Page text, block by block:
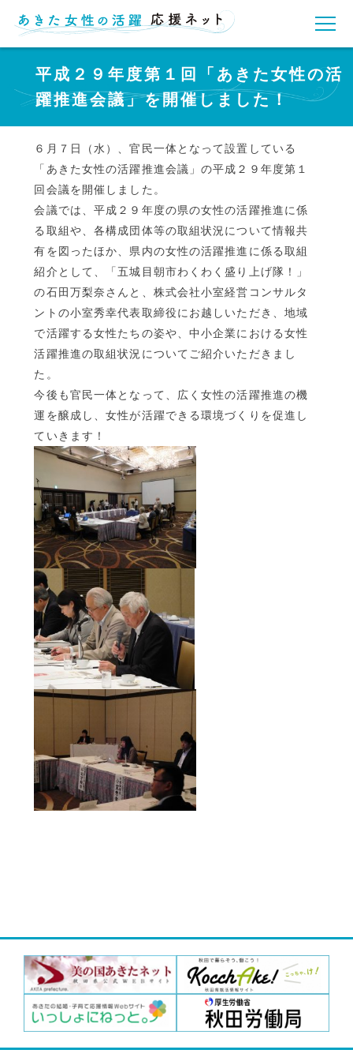
平成２９年度第１回「あきた女性の活
躍推進会議」を開催しました！
６月７日（水）、官民一体となって設置している
「あきた女性の活躍推進会議」の平成２９年度第１
回会議を開催しました。
会議では、平成２９年度の県の女性の活躍推進に係
る取組や、各構成団体等の取組状況について情報共
有を図ったほか、県内の女性の活躍推進に係る取組
紹介として、「五城目朝市わくわく盛り上げ隊！」
の石田万梨奈さんと、株式会社小室経営コンサルタ
ントの小室秀幸代表取締役にお越しいただき、地域
で活躍する女性たちの姿や、中小企業における女性
活躍推進の取組状況についてご紹介いただきまし
た。
今後も官民一体となって、広く女性の活躍推進の機
運を醸成し、女性が活躍できる環境づくりを促進し
ていきます！